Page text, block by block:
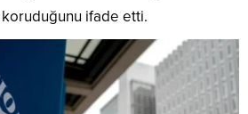
ifade etti.